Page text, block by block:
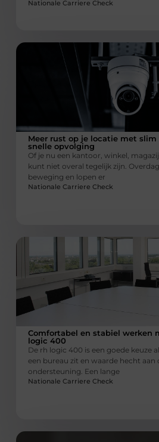
Nationale Carriere Check
Meer rust op je locatie met slim
snelle opvolging
Of je nu een kantoor, winkel,
kunt niet overal tegelijk zijn.
beweging en lopen er
Nationale Carriere Check
Comfortabel en stabiel werken
logic 400
De rh logic 400 is een goede keuze
een bureau zit en waarde hecht
ondersteuning. Een lange
Nationale Carriere Check